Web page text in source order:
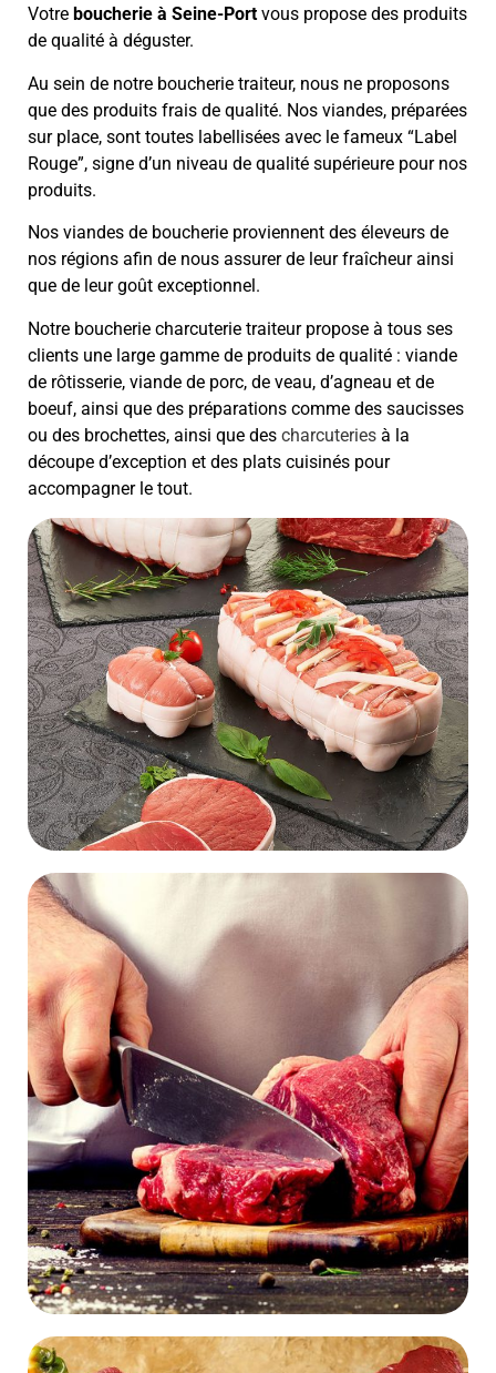
Votre boucherie à Seine-Port vous propose des produits
de qualité à déguster.
Au sein de notre boucherie traiteur, nous ne proposons
que des produits frais de qualité. Nos viandes, préparées
sur place, sont toutes labellisées avec le fameux “Label
Rouge”, signe d’un niveau de qualité supérieure pour nos
produits.
Nos viandes de boucherie proviennent des éleveurs de
nos régions afin de nous assurer de leur fraîcheur ainsi
que de leur goût exceptionnel.
Notre boucherie charcuterie traiteur propose à tous ses
clients une large gamme de produits de qualité : viande
de rôtisserie, viande de porc, de veau, d’agneau et de
boeuf, ainsi que des préparations comme des saucisses
ou des brochettes, ainsi que des charcuteries à la
découpe d’exception et des plats cuisinés pour
accompagner le tout.